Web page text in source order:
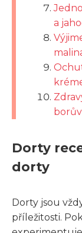
a
Dorty
dorty
Dorty jsou
příležitosti.